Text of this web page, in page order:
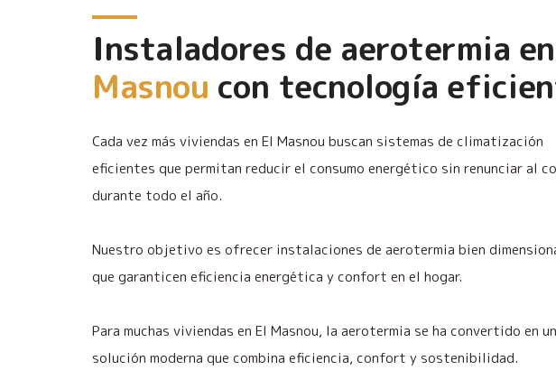
Instaladores de aerotermia en
Masnou con tecnología
Cada vez más viviendas en El Masnou buscan sistemas de climatización
eficientes que permitan reducir el consumo energético sin renunciar al
durante todo el año.
Nuestro objetivo es ofrecer instalaciones de aerotermia bien
que garanticen eficiencia energética y confort en el hogar.
Para muchas viviendas en El Masnou, la aerotermia se ha convertido en
solución moderna que combina eficiencia, confort y sostenibilidad.